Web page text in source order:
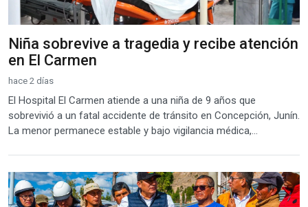
Niña sobrevive a tragedia y recibe atención
en El Carmen
hace 2 días
El Hospital El Carmen atiende a una niña de 9 años que
sobrevivió a un fatal accidente de tránsito en Concepción, Junín.
La menor permanece estable y bajo vigilancia médica,...